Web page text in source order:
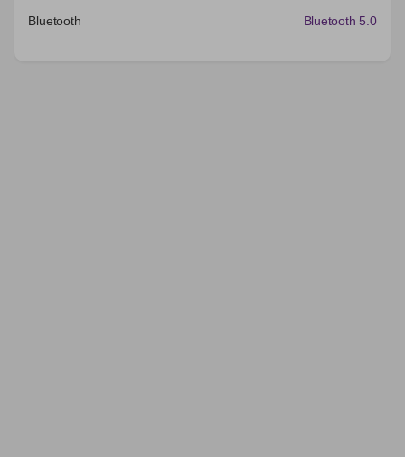
Bluetooth
Bluetooth 5.0